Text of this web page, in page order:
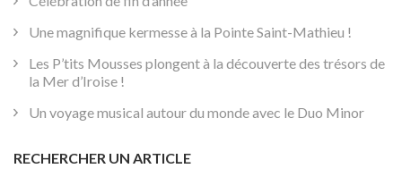
Une magnifique kermesse à la Pointe Saint-Mathieu !
Les P’tits Mousses plongent à la découverte des trésors de
la Mer d’Iroise !
Un voyage musical autour du monde avec le Duo Minor
RECHERCHER UN ARTICLE